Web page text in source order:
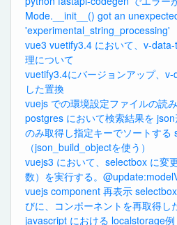
Mode.__init__() got an
'experimental_string_processing'
vue3 vuetify3.4 において、v-
理について
vuetify3.4にバージョンアップ、
した置換
vuejs での環境設定ファイルの読
postgres において検索結果を
のみ取得し指定キーでソートする
（json_build_objectを使う）
vuejs3 において、selectbox に変
数）を実行する。
vuejs component 再表示
びに、コンポーネントを再取得し
javascript における localstorage例